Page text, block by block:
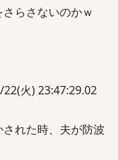
らさないのかｗ
火) 23:47:29.02
れた時、夫が防波